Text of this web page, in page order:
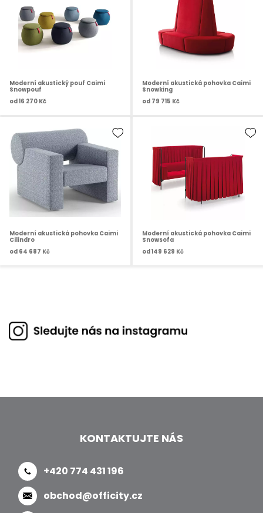
Moderní akustický pouf Caimi
Snowpouf
od16 270 Kč
Moderní akustická pohovka Caimi
Snowking
od 79 715 Kč
Moderní akustická pohovka Caimi
Cilindro
od 64 687 Kč
Moderní akustická pohovka Caimi
Snowsofa
od 149 629 Kč
KONTAKTUJTE NÁS
+420 774 431 196
obchod@officity.cz